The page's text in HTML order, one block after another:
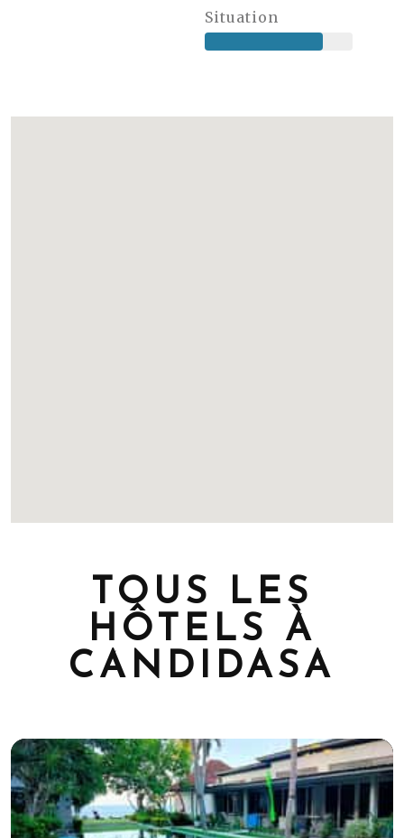
Situation
TOUS LES
HÔTELS À
CANDIDASA